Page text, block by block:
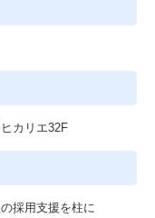
カリエ32F
採用支援を柱に